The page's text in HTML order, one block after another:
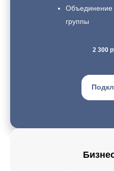
Объединение
группы
2 300